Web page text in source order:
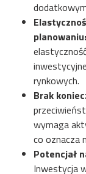
planowaniu:
rynkowych.
Brak
wymaga
co oznacza
Potencjał
Inwestycja